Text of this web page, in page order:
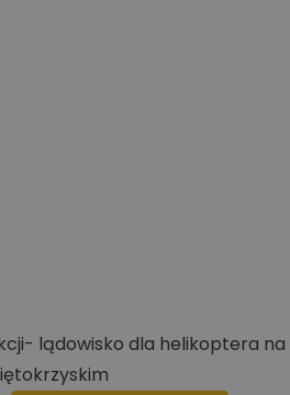
lądowisko dla helikoptera na